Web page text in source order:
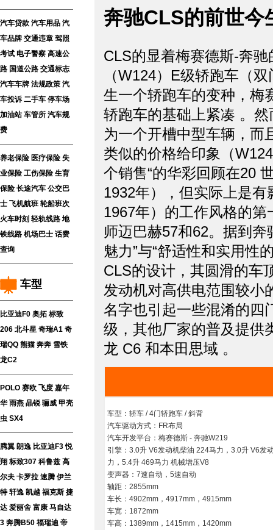
汽车贷款 汽车用品 汽
车品牌 交通违章 驾照
考试 电子警察 高速公
路 国道公路 交通标志
汽车车牌 法规政策 汽
车投诉 二手车 停车场
加油站 车管所 汽车规
费
养老保险 医疗保险 失
业保险 工伤保险 生育
保险 长途汽车 公交巴
士 飞机航班 轮船班次
火车时刻 轻轨线路 地
铁线路 机场巴士 话费
查询
车型
比亚迪F0 奥拓 标致
206 北斗星 奇瑞A1 奇
瑞QQ 熊猫 奔奔 雪铁
龙C2
POLO 赛欧 飞度 嘉年
华 雨燕 晶锐 骊威 甲壳
虫 SX4
腾翼 朗逸 比亚迪F3 悦
翔 标致307 科鲁兹 高
尔夫 卡罗拉 速腾 伊兰
特 轩逸 凯越 福克斯 捷
达 爱丽舍 富康 马自达
3 奔腾B50 福瑞迪 帝
奔驰CLS的前世今
CLS的显着梅赛德斯-奔
（W124）E级轿跑车（
生一个轿跑车的变种，梅
轿跑车的基础上紧凑 。
为一个开槽中型车辆，而
类似的价格给印象（
个销售“的华彩回顾在20
1932年），但实际上是
1967年）的工作风格的
师迈巴赫57和62。据到
魅力”与“舒适性和实用性
CLS的设计，其圆滑的车
发动机对高供电范围较小
名字也引起一些混淆的四
级，其他厂家的普及提供
龙 C6 和本田思域 。
车型：轿车 / 4门轿跑车 / 斜背
汽车驱动方式：FR布局
汽车开发平台：梅赛德斯 - 奔驰W219
引擎：3.0升 V6发动机柴油 224马力，3.0升 V6
力，5.4升 469马力 机械增压V8
变声器：7速自动，5速自动
轴距：2855mm
车长：4902mm，4917mm，4915mm
车宽：1872mm
车高：1389mm，1415mm，1420mm